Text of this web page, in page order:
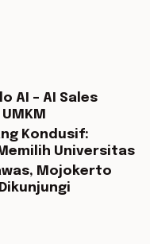
AI – AI Sales
Kondusif:
Universitas
Mojokerto